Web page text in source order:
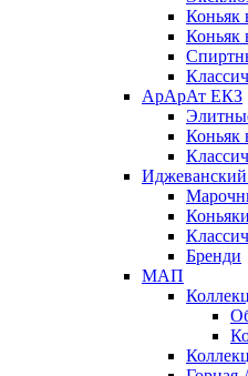
Коньяк
Коньяк
АрАрАт ЕКЗ
Коньяк
Бренди
МАП